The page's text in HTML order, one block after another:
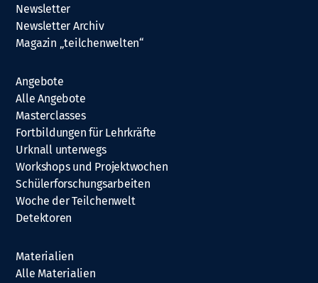
Newsletter
Newsletter Archiv
Magazin „teilchenwelten“
Angebote
Alle Angebote
Masterclasses
Fortbildungen für Lehrkräfte
Urknall unterwegs
Workshops und Projektwochen
Schülerforschungsarbeiten
Woche der Teilchenwelt
Detektoren
Materialien
Alle Materialien